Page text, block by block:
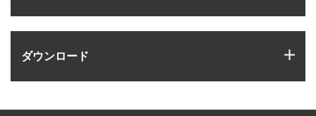
ダウンロード